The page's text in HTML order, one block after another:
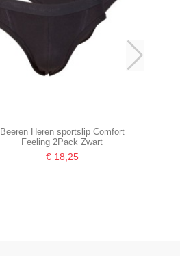
Beeren Heren sportslip Comfort
Feeling 2Pack Zwart
€ 18,25